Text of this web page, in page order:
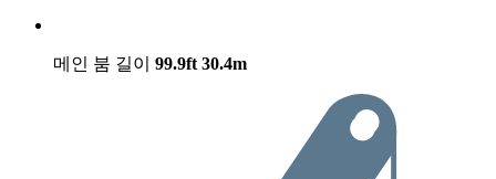
메인 붐 길이 99.9ft 30.4m